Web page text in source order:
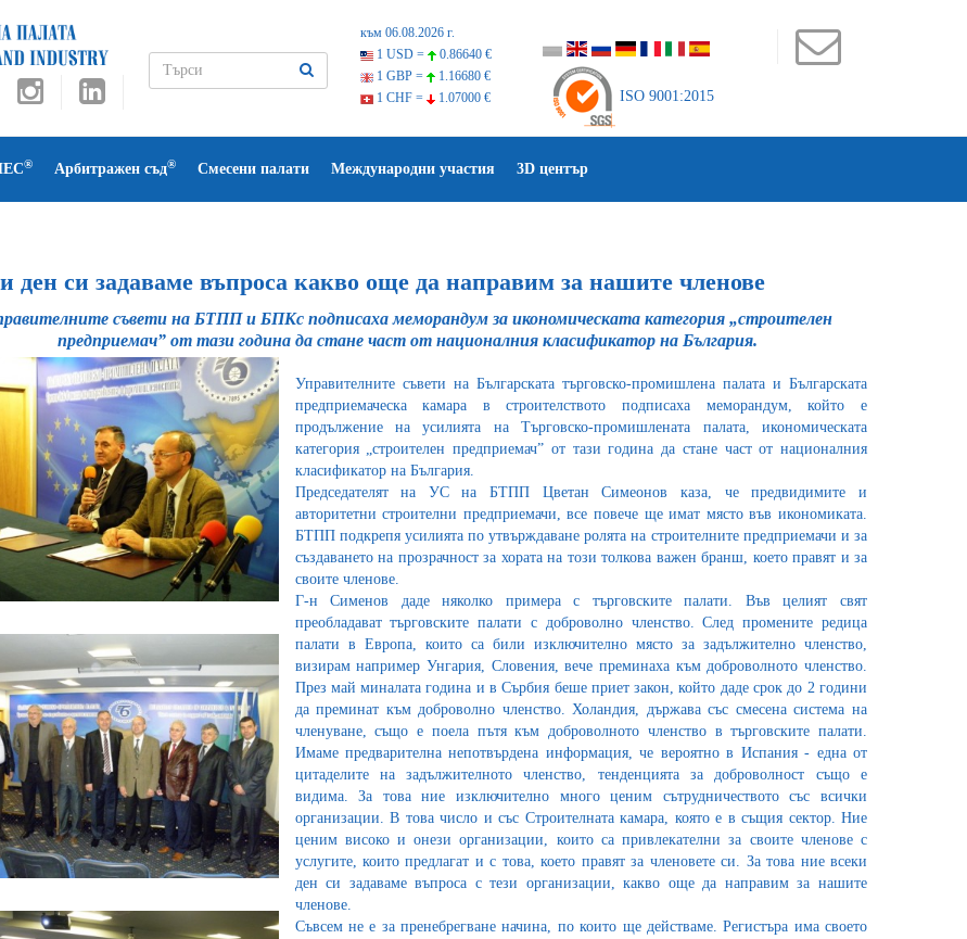
към 06.08.2026 г.
1 USD =
0.86640 €
1 GBP =
1.16680 €
1 CHF =
1.07000 € ISO 9001:2015
® Арбитражен съд® Смесени палати Международни участия 3D център
ден си задаваме въпроса какво още да направим за нашите членове
съвети на БТПП и БПКс подписаха меморандум за икономическата категория „строителен
предприемач” от тази година да стане част от националния класификатор на България.
Управителните съвети на Българската търговско-промишлена палата и Българската
предприемаческа камара в строителството подписаха меморандум, който е
продължение на усилията на Търговско-промишлената палата, икономическата
категория „строителен предприемач” от тази година да стане част от националния
класификатор на България.
Председателят на УС на БТПП Цветан Симеонов каза, че предвидимите и
авторитетни строителни предприемачи, все повече ще имат място във икономиката.
БТПП подкрепя усилията по утвърждаване ролята на строителните предприемачи и за
създаването на прозрачност за хората на този толкова важен бранш, което правят и за
своите членове.
Г-н Сименов даде няколко примера с търговските палати. Във целият свят
преобладават търговските палати с доброволно членство. След промените редица
палати в Европа, които са били изключително място за задължително членство,
визирам например Унгария, Словения, вече преминаха към доброволното членство.
През май миналата година и в Сърбия беше приет закон, който даде срок до 2 години
да преминат към доброволно членство. Холандия, държава със смесена система на
членуване, също е поела пътя към доброволното членство в търговските палати.
Имаме предварителна непотвърдена информация, че вероятно в Испания - една от
цитаделите на задължителното членство, тенденцията за доброволност също е
видима. За това ние изключително много ценим сътрудничеството със всички
организации. В това число и със Строителната камара, която е в същия сектор. Ние
ценим високо и онези организации, които са привлекателни за своите членове с
услугите, които предлагат и с това, което правят за членовете си. За това ние всеки
ден си задаваме въпроса с тези организации, какво още да направим за нашите
членове.
Съвсем не е за пренебрегване начина, по които ще действаме. Регистъра има своето